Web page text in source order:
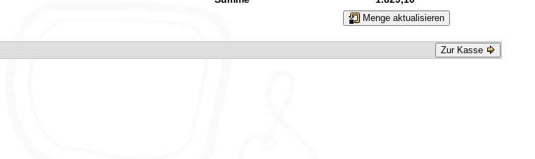
Menge aktualisieren
Zur Kasse